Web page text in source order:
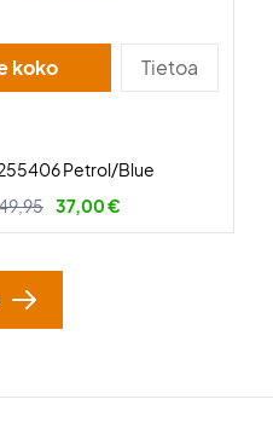
Valitse koko Tietoa
Petrol/Blue
37,00 €